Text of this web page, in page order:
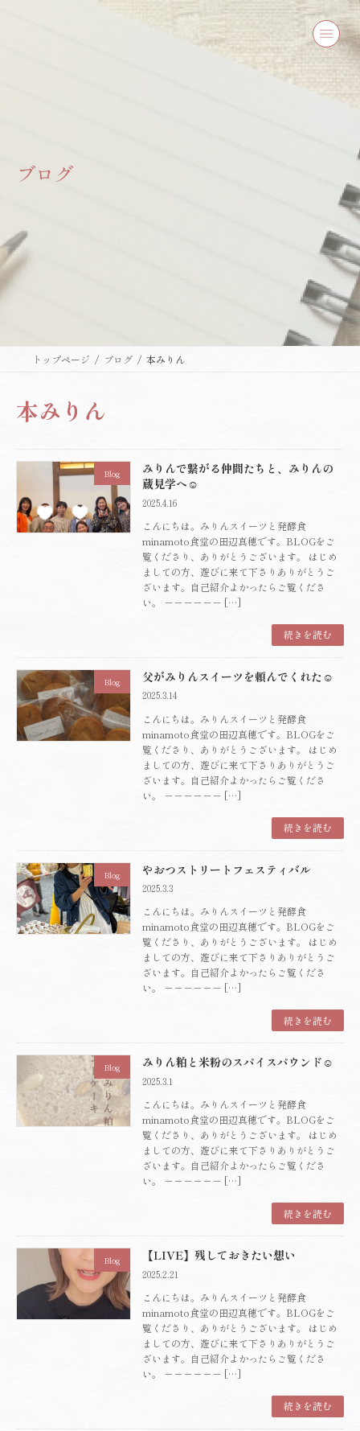
ブログ
トップページ ブログ 本みりん
本みりん
Blog
みりんで繋がる仲間たちと、みりんの
蔵見学へ☺️
2025.4.16
こんにちは。みりんスイーツと発酵食
minamoto食堂の田辺真穂です。BLOGをご
覧くださり、ありがとうございます。 はじめ
ましての方、遊びに来て下さりありがとうご
ざいます。自己紹介よかったらご覧くださ
い。 －－－－－－ […]
続きを読む
Blog 父がみりんスイーツを頼んでくれた☺️
2025.3.14
こんにちは。みりんスイーツと発酵食
minamoto食堂の田辺真穂です。BLOGをご
覧くださり、ありがとうございます。 はじめ
ましての方、遊びに来て下さりありがとうご
ざいます。自己紹介よかったらご覧くださ
い。 －－－－－－ […]
続きを読む
Blog やおつストリートフェスティバル
2025.3.3
こんにちは。みりんスイーツと発酵食
minamoto食堂の田辺真穂です。BLOGをご
覧くださり、ありがとうございます。 はじめ
ましての方、遊びに来て下さりありがとうご
ざいます。自己紹介よかったらご覧くださ
い。 －－－－－－ […]
続きを読む
Blog みりん粕と米粉のスパイスパウンド☺️
2025.3.1
こんにちは。みりんスイーツと発酵食
minamoto食堂の田辺真穂です。BLOGをご
覧くださり、ありがとうございます。 はじめ
ましての方、遊びに来て下さりありがとうご
ざいます。自己紹介よかったらご覧くださ
い。 －－－－－－ […]
続きを読む
Blog 【LIVE】残しておきたい想い
2025.2.21
こんにちは。みりんスイーツと発酵食
minamoto食堂の田辺真穂です。BLOGをご
覧くださり、ありがとうございます。 はじめ
ましての方、遊びに来て下さりありがとうご
ざいます。自己紹介よかったらご覧くださ
い。 －－－－－－ […]
続きを読む